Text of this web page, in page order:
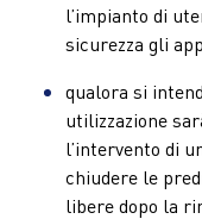
l’impianto di
sicurezza gli
qualora si
utilizzazione
l’intervento di
chiudere le
libere dopo la